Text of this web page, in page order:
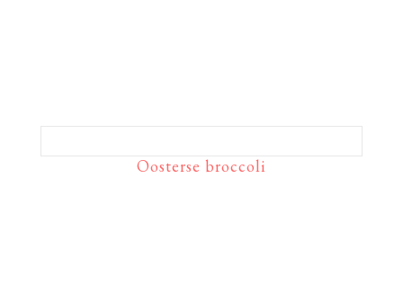
Oosterse broccoli